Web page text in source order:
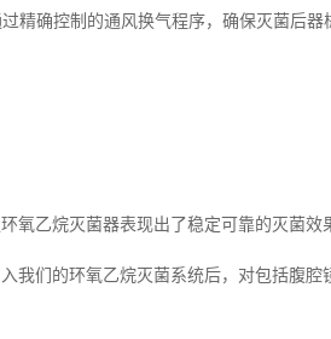
精确控制的通风换气程序，确保灭菌后
氧乙烷灭菌器表现出了稳定可靠的灭菌效
我们的环氧乙烷灭菌系统后，对包括腹